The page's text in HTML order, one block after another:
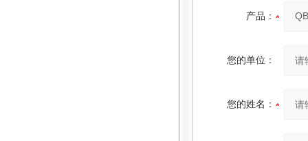
产品：
您的单位：
您的姓名：